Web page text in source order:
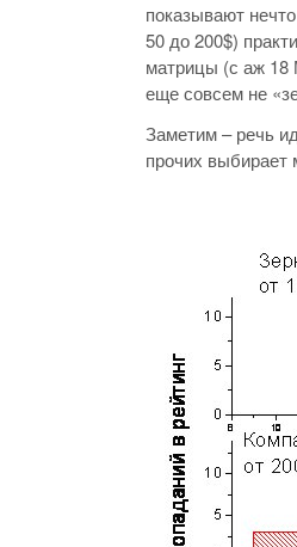
показывают
50 до 200$)
матрицы (с аж 18
еще совсем не
Заметим – речь
прочих выбирает